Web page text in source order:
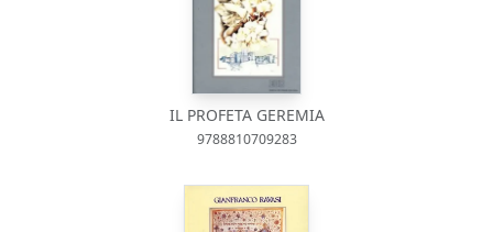
IL PROFETA GEREMIA
9788810709283